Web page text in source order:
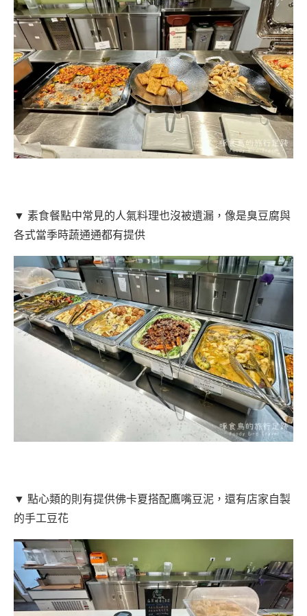
▼ 素食餐點中常見的人氣料理也沒被遺漏，像是臭豆腐與
各式當季時蔬通通都有提供
▼ 點心類的則有提供佛卡夏搭配鷹嘴豆泥，還有店家自製
的手工豆花